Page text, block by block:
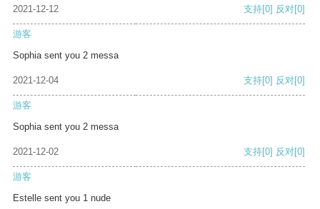
2021-12-12 支持[0] 反对[0]
游客
Sophia sent you 2 messa
2021-12-04 支持[0] 反对[0]
游客
Sophia sent you 2 messa
2021-12-02 支持[0] 反对[0]
游客
Estelle sent you 1 nude